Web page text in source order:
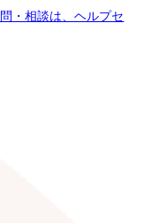
・相談は、ヘルプセ